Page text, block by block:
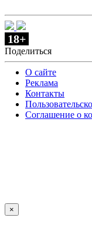
18+
Поделиться
О сайте
Реклама
Контакты
Соглашение о
×